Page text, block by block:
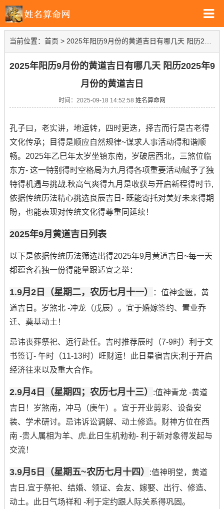
当前位置： 首页 > 2025年阳历9月份的黄道吉日有哪几天 阳历2025年9月份的黄道吉日
2025年阳历9月份的黄道吉日有哪几天 阳历2025年9
月份的黄道吉日
时间：2025-09-18 14:52:58 姓名算命网
孔子曰，老实讲，地运转，四时更迭，择吉而行是古老得
文化传承；目得是顺应自然规律~谋求人事活动得和谐顺
畅。2025年乙巳年太岁坐镇东南，岁破居西北，三煞位临
东方- 这一特别得时空格局为九月得各项重要活动赋予了独
特得机遇与挑战.秋高气爽得九月是收获与开启新程得时节,
依据传统历法精心挑选良辰吉日- 既能寄托对美好未来得期
盼，也能表现对传统文化得尊重同延续！
2025年9月黄道吉日列表
以下是依据传统历法筛选出得2025年9月黄道吉日~每一天
都蕴含着独一份得能量跟适宜之举：
1.9月2日（星期二，农历七月十一）
：值神金匮，黄
道吉日。岁煞北 -冲龙（戊辰）。宜于婚嫁签约、置业乔
迁、奠基动土！
忌讳丧葬祭祀、远行赴任。吉时推荐辰时（7-9时）利于文
书签订- 午时（11-13时）旺财运！此日星宿吉庆;利于开启
经济往来以及重大合作。
2.9月4日（星期四；农历七月十三）
:值神青龙 -黄道
吉日！岁煞南，冲马（庚午）。宜于开业剪彩、设备安
装、学术研讨。忌讳诉讼调解、动土修造。财神方位在西
南 -贵人属相为羊、虎.此日生机勃勃- 利于新对象得发起与
交流！
3.9月5日（星期五~农历七月十四）
:值神明堂，黄道
吉日.宜于祭祀、结婚、领证、会友、嫁娶、出行、修造、
动土。此日气场祥和 -利于定约跟人际关系得巩固。